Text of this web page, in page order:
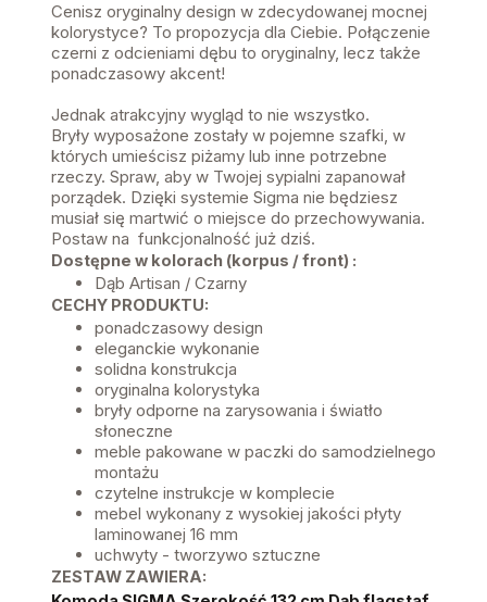
Cenisz oryginalny design w zdecydowanej mocnej
kolorystyce? To propozycja dla Ciebie. Połączenie
czerni z odcieniami dębu to oryginalny, lecz także
ponadczasowy akcent!
Jednak atrakcyjny wygląd to nie wszystko.
Bryły wyposażone zostały w pojemne szafki, w
których umieścisz piżamy lub inne potrzebne
rzeczy. Spraw, aby w Twojej sypialni zapanował
porządek. Dzięki systemie Sigma nie będziesz
musiał się martwić o miejsce do przechowywania.
Postaw na funkcjonalność już dziś.
Dostępne w kolorach (korpus / front) :
Dąb Artisan / Czarny
CECHY PRODUKTU:
ponadczasowy design
eleganckie wykonanie
solidna konstrukcja
oryginalna kolorystyka
bryły odporne na zarysowania i światło
słoneczne
meble pakowane w paczki do samodzielnego
montażu
czytelne instrukcje w komplecie
mebel wykonany z wysokiej jakości płyty
laminowanej 16 mm
uchwyty - tworzywo sztuczne
ZESTAW ZAWIERA: